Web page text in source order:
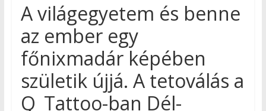
A világegyetem és benne
az ember egy
főnixmadár képében
születik újjá. A tetoválás a
Q_Tattoo-ban Dél-